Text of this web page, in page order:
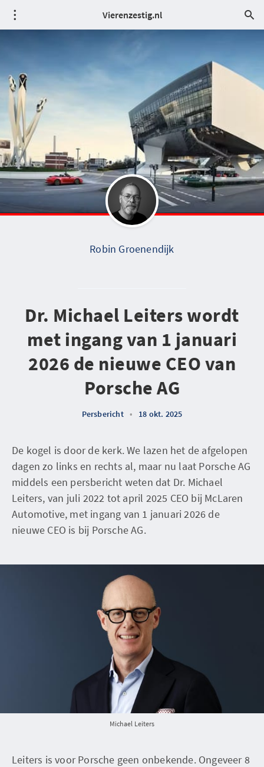
Vierenzestig.nl
Robin Groenendijk
Dr. Michael Leiters wordt
met ingang van 1 januari
2026 de nieuwe CEO van
Porsche AG
Persbericht • 18 okt. 2025
De kogel is door de kerk. We lazen het de afgelopen
dagen zo links en rechts al, maar nu laat Porsche AG
middels een persbericht weten dat Dr. Michael
Leiters, van juli 2022 tot april 2025 CEO bij McLaren
Automotive, met ingang van 1 januari 2026 de
nieuwe CEO is bij Porsche AG.
Michael Leiters
Leiters is voor Porsche geen onbekende. Ongeveer 8